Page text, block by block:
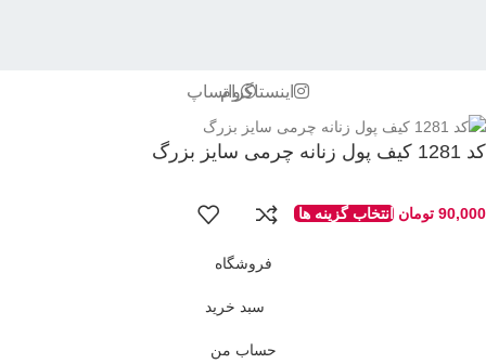
اینستاگرامواتساپ
کد 1281 کیف پول زنانه چرمی سایز بزرگ
90,000 تومان انتخاب گزینه ها
فروشگاه
سبد خرید
حساب من